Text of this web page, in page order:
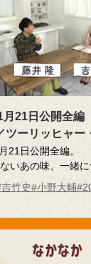
月21日公開全編
ツーリッヒャー
ス）第43回
21日公開全編。
いあの味、一緒
な「おいしい記憶
員が、記憶さん（
んが見守ります。
隆 進行：吉竹史
竹史#小野大輔